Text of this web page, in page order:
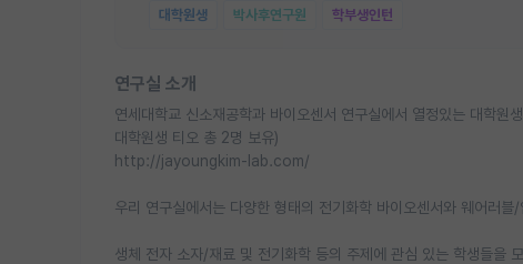
대학원생 박사후연구원 학부생인턴
연구실 소개
연세대학교 신소재공학과 바이오센서 연구실에서 열정있는 대학
대학원생 티오 총 2명 보유)
http://jayoungkim-lab.com/
우리 연구실에서는 다양한 형태의 전기화학 바이오센서와 웨어러
생체 전자 소자/재료 및 전기화학 등의 주제에 관심 있는 학생들을 모